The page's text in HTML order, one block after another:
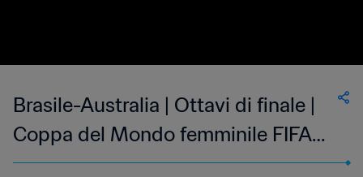
Brasile-Australia | Ottavi di finale |
Coppa del Mondo femminile FIFA
Canada 2015 | Highlights estesi